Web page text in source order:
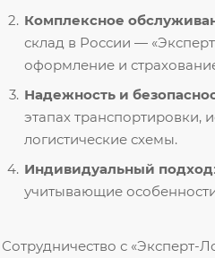
Комплексное
склад в России —
оформление и
Надежность и
этапах
логистические схемы.
Индивидуальный подход
учитывающие
Сотрудничество с «Эксперт-